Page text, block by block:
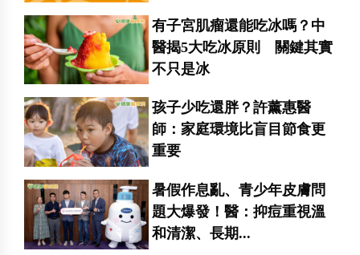
有子宮肌瘤還能吃冰嗎？中
醫揭5大吃冰原則 關鍵其實
不只是冰
孩子少吃還胖？許薰惠醫
師：家庭環境比盲目節食更
重要
暑假作息亂、青少年皮膚問
題大爆發！醫：抑痘重視溫
和清潔、長期...